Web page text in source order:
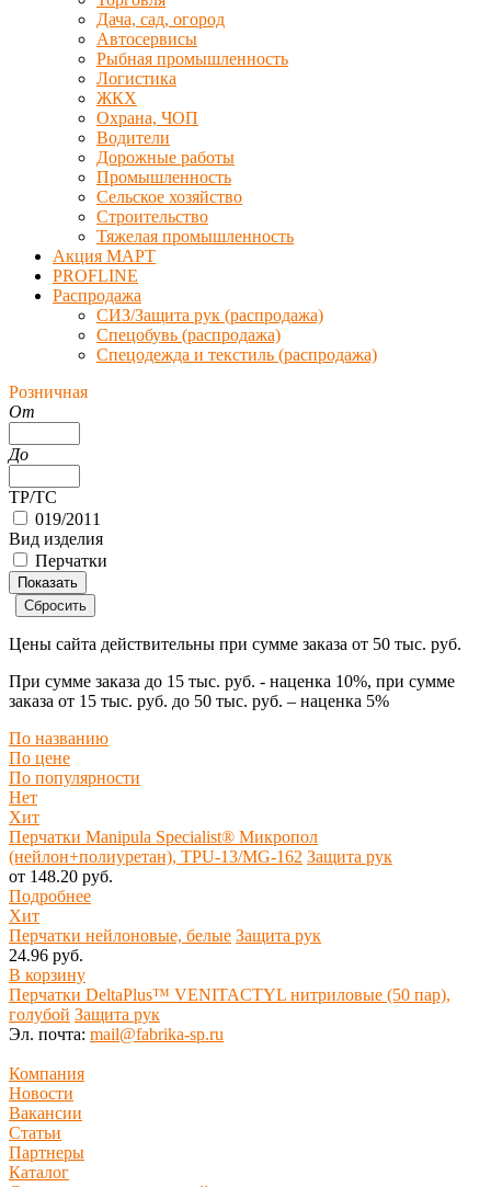
Дача, сад, огород
Автосервисы
Рыбная промышленность
Логистика
ЖКХ
Охрана, ЧОП
Водители
Дорожные работы
Промышленность
Сельское хозяйство
Строительство
Тяжелая промышленность
Акция МАРТ
PROFLINE
Распродажа
СИЗ/Защита рук (распродажа)
Спецобувь (распродажа)
Спецодежда и текстиль (распродажа)
Розничная
От
До
ТР/ТС
019/2011
Вид изделия
Перчатки
Цены сайта действительны при сумме заказа от 50 тыс. руб.
При сумме заказа до 15 тыс. руб. - наценка 10%, при сумме
заказа от 15 тыс. руб. до 50 тыс. руб. – наценка 5%
По названию
По цене
По популярности
Нет
Хит
Перчатки Manipula Specialist® Микропол
(нейлон+полиуретан), TPU-13/MG-162 Защита рук
от 148.20 руб.
Подробнее
Хит
Перчатки нейлоновые, белые Защита рук
24.96 руб.
В корзину
Перчатки DeltaPlus™ VENITACTYL нитриловые (50 пар),
голубой Защита рук
Эл. почта: mail@fabrika-sp.ru
Компания
Новости
Вакансии
Статьи
Партнеры
Каталог